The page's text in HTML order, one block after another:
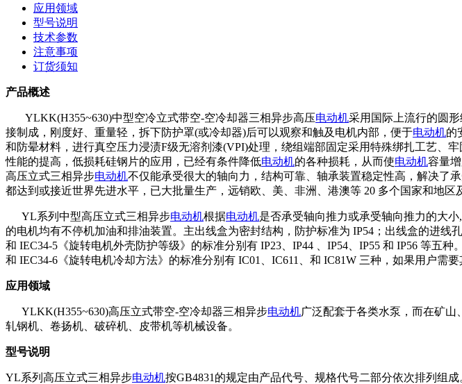
应用领域
型号说明
技术参数
注意事项
订货须知
产品概述
YLKK(H355~630)中型空冷立式带空-空冷却器三相异步高压电动机采用国际上流行的圆
接制成，刚度好、重量轻，拆下防护罩(或冷却器)后可以观察和触及电机内部，便于电动机的
和防晕材料，进行真空压力浸渍F级无溶剂漆(VPI)处理，绕组端部固定采用特殊绑扎工艺、牢
性能的提高，低损耗硅钢片的应用，已经有条件降低电动机的各种损耗，从而使电动机容量
高压立式三相异步电动机不仅能承受很大的轴向力，结构可靠、轴承装置稳定性高，解决了
都达到或接近世界先进水平，已大批量生产，远销欧、美、非洲、港澳等 20 多个国家和地区
YL系列中型高压立式三相异步电动机根据电动机是否承受轴向推力或承受轴向推力的大
的电机均有不停机加油和排油装置。主出线盒为密封结构，防护标准为 IP54；出线盒的进线
和 IEC34-5《旋转电机外壳防护等级》的标准分别有 IP23、IP44 、IP54、IP55 和 IP56 等五种
和 IEC34-6《旋转电机冷却方法》的标准分别有 IC01、IC611、和 IC81W 三种，如果用户需
应用领域
YLKK(H355~630)高压立式带空-空冷却器三相异步电动机广泛配套于各类水泵，而在矿山
轧钢机、卷扬机、破碎机、皮带机等机械设备。
型号说明
YL系列高压立式三相异步电动机按GB4831的规定由产品代号、规格代号二部分依次排列组